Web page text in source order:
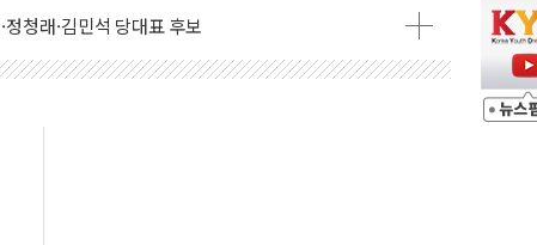
정청래에 승리...47.75% vs 42.08%
...김민석 45.09% 정청래 43.27% 송영길 11.63%
...김민석 52.64% 정청래 39.89% 송영길 7.47%